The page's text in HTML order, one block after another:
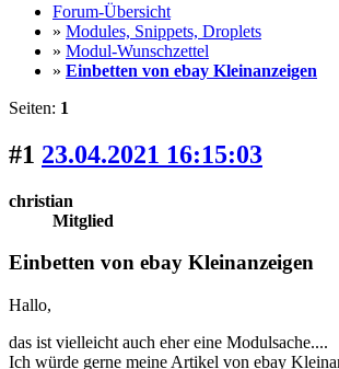
Forum-Übersicht
» Modules, Snippets, Droplets
» Modul-Wunschzettel
» Einbetten von ebay Kleinanzeigen
Seiten: 1
#1 23.04.2021 16:15:03
christian
Mitglied
Einbetten von ebay Kleinanzeigen
Hallo,
das ist vielleicht auch eher eine Modulsache....
Ich würde gerne meine Artikel von ebay